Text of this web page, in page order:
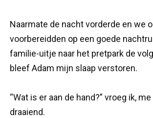
Naarmate de nacht vorderde en we
voorbereidden op een goede
familie-uitje naar het pretpark de
bleef Adam mijn slaap verstoren.
“Wat is er aan de hand?” vroeg ik,
draaiend.